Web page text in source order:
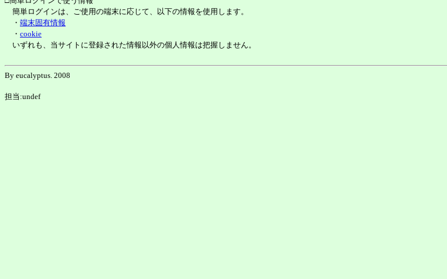
簡単ログインは、ご使用の端末に応じて、以下の情報を使用します。
・ 端末固有情報
・ cookie
いずれも、当サイトに登録された情報以外の個人情報は把握しません。
By eucalyptus. 2008
担当:undef